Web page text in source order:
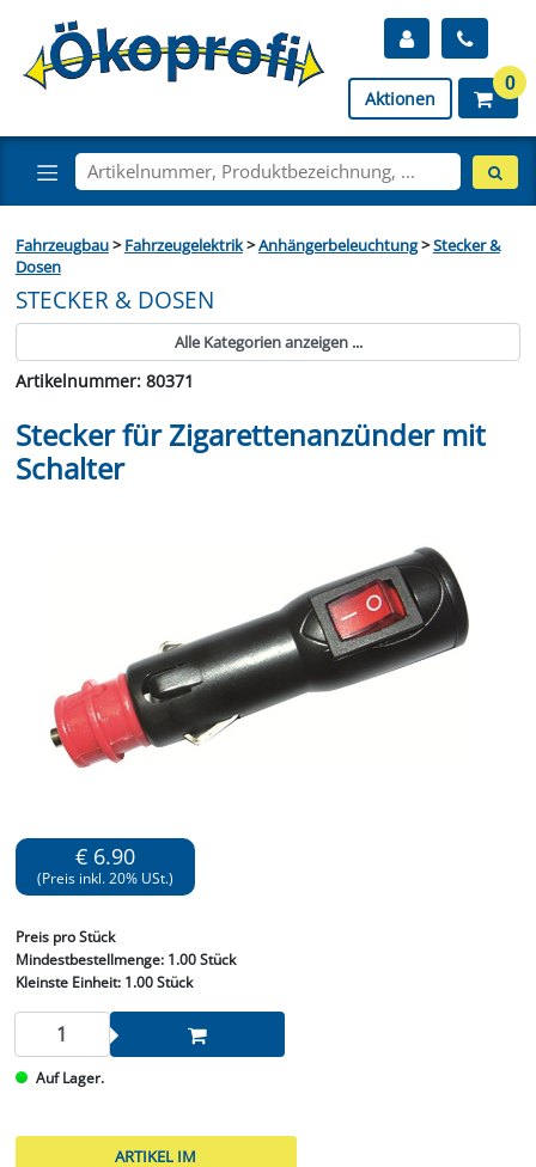
Aktionen
0
Fahrzeugbau>Fahrzeugelektrik>Anhängerbeleuchtung>Stecker &
Dosen
STECKER & DOSEN
Alle Kategorien anzeigen ...
Artikelnummer: 80371
Stecker für Zigarettenanzünder mit
Schalter
€ 6.90
(Preis inkl. 20% USt.)
Preis pro Stück
Mindestbestellmenge: 1.00 Stück
Kleinste Einheit:1.00 Stück
Auf Lager.
ARTIKEL IM